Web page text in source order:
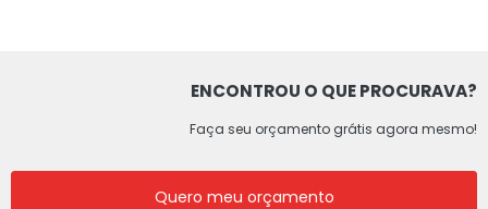
ENCONTROU O QUE PROCURAVA?
Faça seu orçamento grátis agora mesmo!
Quero meu orçamento